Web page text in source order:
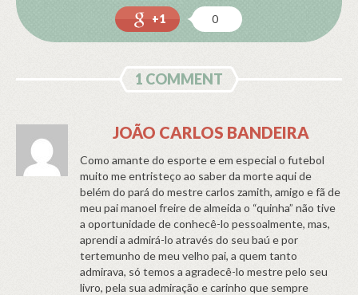
+1 0
1 COMMENT
JOÃO CARLOS BANDEIRA
Como amante do esporte e em especial o futebol
muito me entristeço ao saber da morte aqui de
belém do pará do mestre carlos zamith, amigo e fã de
meu pai manoel freire de almeida o “quinha” não tive
a oportunidade de conhecê-lo pessoalmente, mas,
aprendi a admirá-lo através do seu baú e por
tertemunho de meu velho pai, a quem tanto
admirava, só temos a agradecê-lo mestre pelo seu
livro, pela sua admiração e carinho que sempre